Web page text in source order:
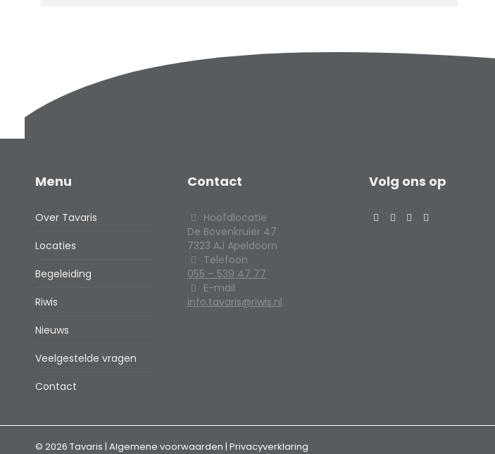
Menu
Over Tavaris
Locaties
Begeleiding
Riwis
Nieuws
Veelgestelde vragen
Contact
Contact
Hoofdlocatie
De Bovenkruier 47
7323 AJ Apeldoorn
Telefoon
055 – 539 47 77
E-mail
info.tavaris@riwis.nl
Volg ons op
© 2026 Tavaris | Algemene voorwaarden | Privacyverklaring